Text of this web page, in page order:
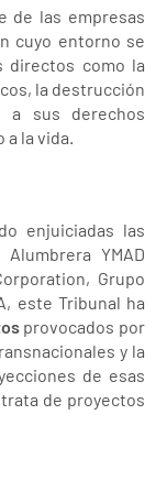
de las empresas
cuyo entorno se
directos como la
la destrucción
sus derechos
la vida.
enjuiciadas las
YMAD
Grupo
este Tribunal ha
provocados por
y la
de esas
de proyectos